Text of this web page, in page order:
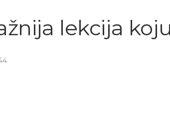
lekcija